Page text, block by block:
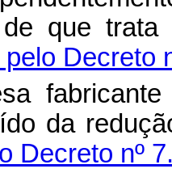
de que
Decreto
da
Decreto nº